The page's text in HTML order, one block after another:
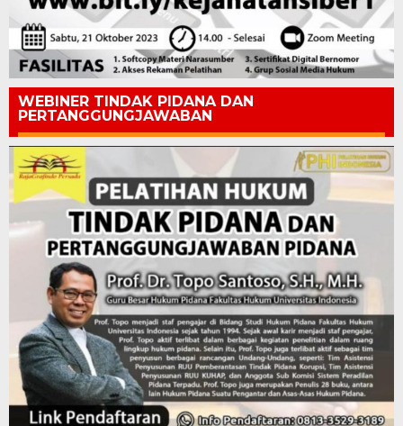
WEBINER TINDAK PIDANA DAN
PERTANGGUNGJAWABAN